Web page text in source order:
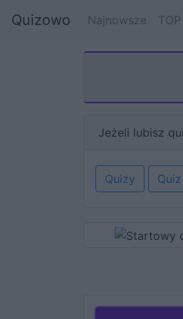
Quizowo Najnowsze TOP
Jeżeli lubisz
Quizy